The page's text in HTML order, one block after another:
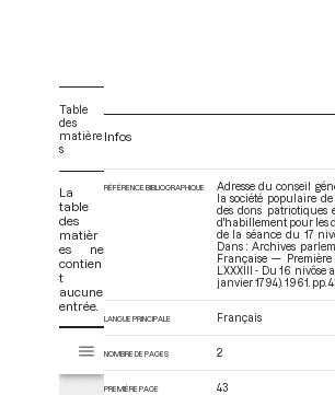
Table
des
matière
s
La
table
des
matièr
es ne
contien
t
aucune
entrée.
s
Tome LXXXIII - Du 16 nivôse au 8 pluviôse
Infos
RÉFÉRENCE BIBLIOGRAPHIQUE
Adresse du conseil
la société populaire
des dons patriotiques
d'habillement pour les
de la séance du 17
Dans : Archives
Française — Première
LXXXIII - Du 16 nivôse
janvier 1794). 1961. pp.
LANGUE PRINCIPALE Français
NOMBRE DE PAGES 2
PREMIÈRE PAGE 43